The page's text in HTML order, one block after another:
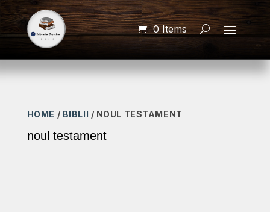
0 Items
HOME / BIBLII / NOUL TESTAMENT
noul testament